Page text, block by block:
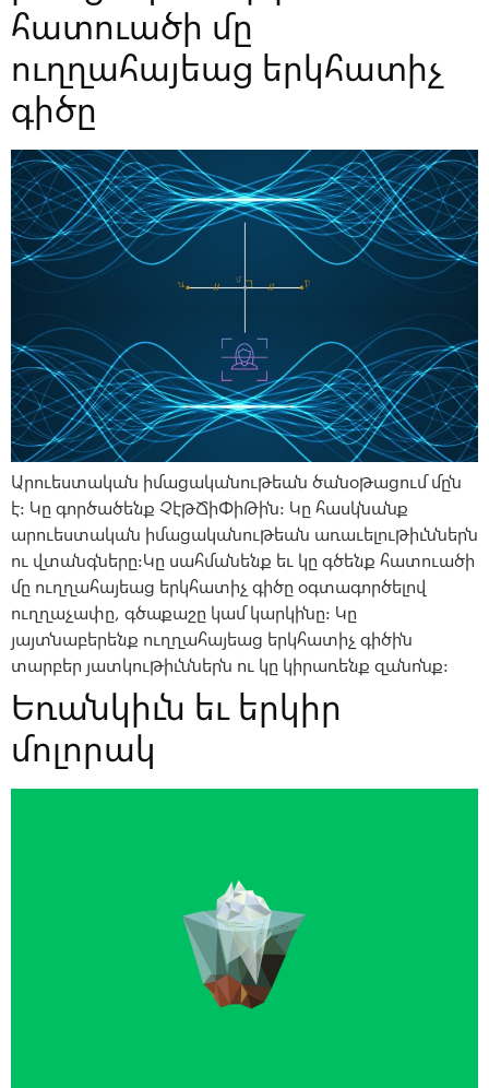
հատուածի մը
ուղղահայեաց երկհատիչ
գիծը
Արուեստական իմացականութեան ծանօթացում մըն
է: Կը գործածենք ՉէթՃիՓիԹին: Կը հասկնանք
արուեստական իմացականութեան առաւելութիւններն
ու վտանգները:Կը սահմանենք եւ կը գծենք հատուածի
մը ուղղահայեաց երկհատիչ գիծը օգտագործելով
ուղղաչափը, գծաքաշը կամ կարկինը: Կը
յայտնաբերենք ուղղահայեաց երկհատիչ գիծին
տարբեր յատկութիւններն ու կը կիրառենք զանոնք:
Եռանկիւն եւ երկիր
մոլորակ